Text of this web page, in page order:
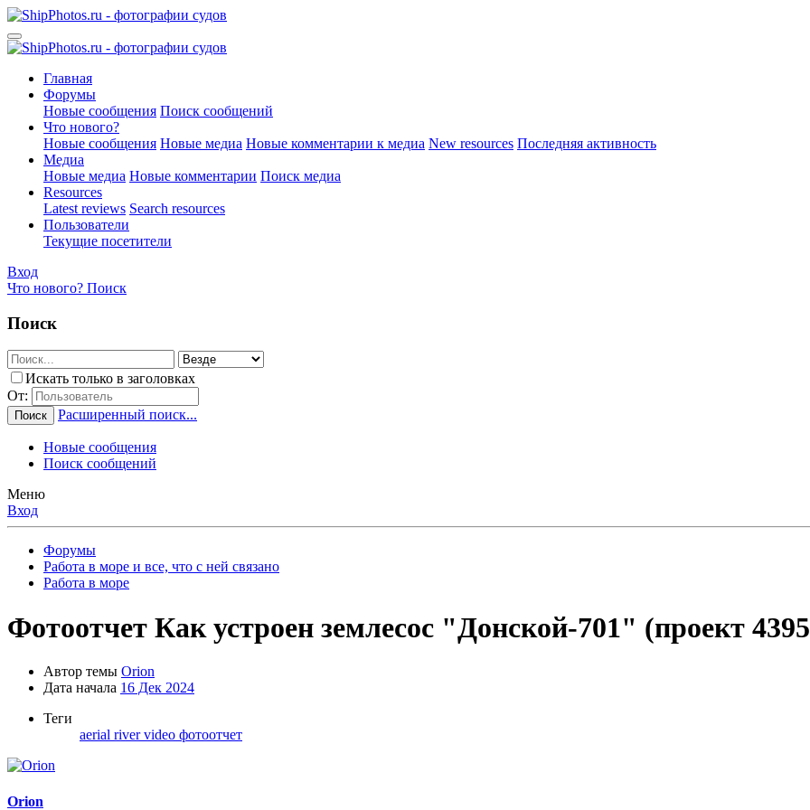
Главная
Форумы
Новые сообщения Поиск сообщений
Что нового?
Новые сообщения Новые медиа Новые комментарии к медиа New resources Последняя активность
Медиа
Новые медиа Новые комментарии Поиск медиа
Resources
Latest reviews Search resources
Пользователи
Текущие посетители
Вход
Что нового? Поиск
Поиск
Искать только в заголовках
От:
Поиск Расширенный поиск...
Новые сообщения
Поиск сообщений
Меню
Вход
Форумы
Работа в море и все, что с ней связано
Работа в море
Фотоотчет Как устроен землесос "Донской-701" (проект
Автор темы Orion
Дата начала 16 Дек 2024
Теги
aerial rivervideo фотоотчет
Orion